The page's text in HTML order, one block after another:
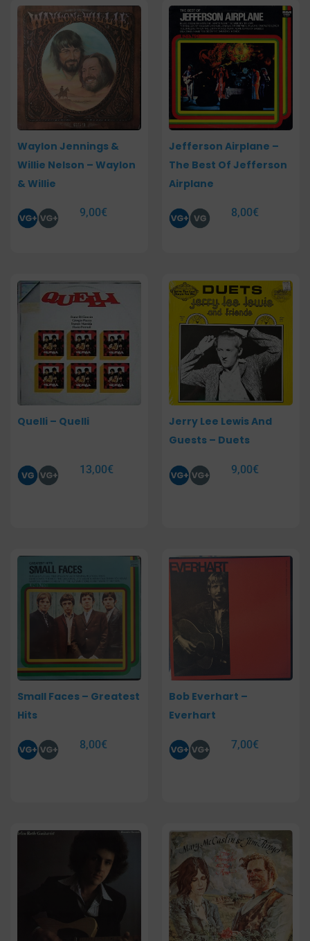
Waylon Jennings &
Willie Nelson – Waylon
& Willie
9,00€
Jefferson Airplane –
The Best Of Jefferson
Airplane
8,00€
Quelli – Quelli
13,00€
Jerry Lee Lewis And
Guests – Duets
9,00€
Small Faces – Greatest
Hits
8,00€
Bob Everhart –
Everhart
7,00€